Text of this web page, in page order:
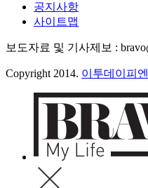
공지사항
사이트맵
보도자료 및 기사제보 :
Copyright 2014. 이투데이피엔